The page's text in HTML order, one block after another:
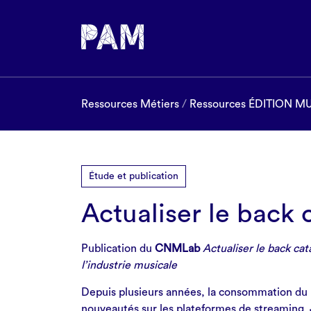
Ressources Métiers / Ressources ÉDITION
Étude et publication
Actualiser le back
Publication du CNMLab Actualiser le back
l’industrie musicale
Depuis plusieurs années, la consommation